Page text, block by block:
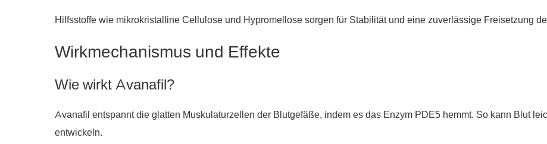
Hilfsstoffe wie mikrokristalline Cellulose und Hypromellose sorgen für Stabilität und eine zuverlässige Freisetzung
Wirkmechanismus und Effekte
Wie wirkt Avanafil?
Avanafil entspannt die glatten Muskulaturzellen der Blutgefäße, indem es das Enzym PDE5 hemmt. So kann Blut
entwickeln.